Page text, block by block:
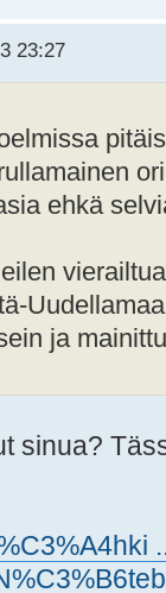
23:27
ehkä
ja
sinua?